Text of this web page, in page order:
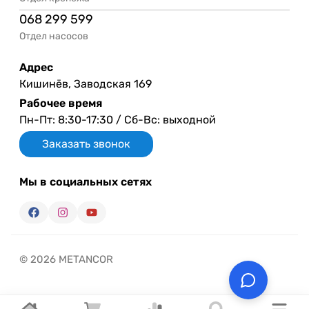
068 299 599
Отдел насосов
Адрес
Кишинёв, Заводская 169
Рабочее время
Пн-Пт: 8:30-17:30 / Сб-Вс: выходной
Заказать звонок
Мы в социальных сетях
© 2026 METANCOR